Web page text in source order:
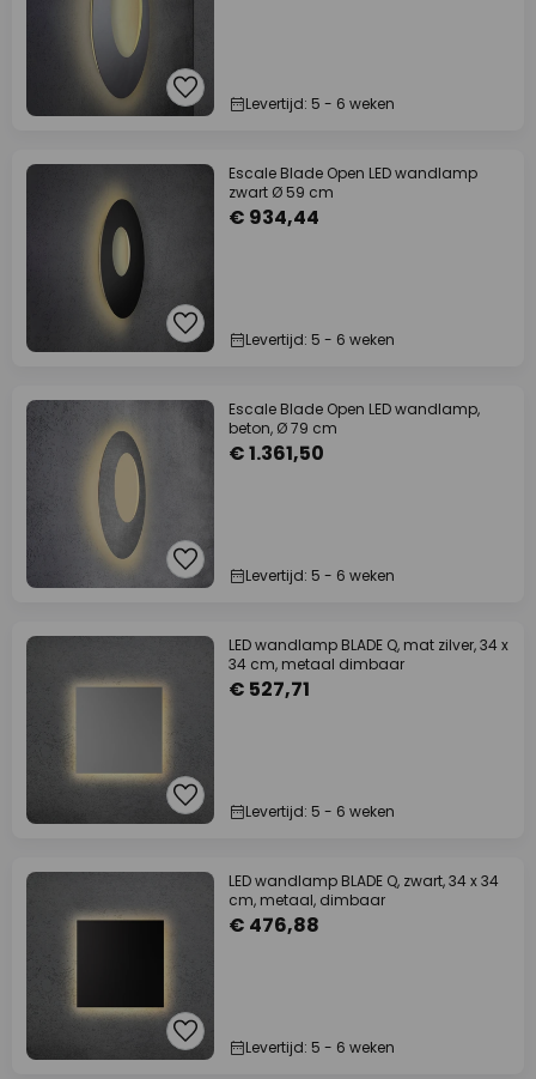
Levertijd: 5 - 6 weken
Escale Blade Open LED wandlamp
zwart Ø 59 cm
€ 934,44
Levertijd: 5 - 6 weken
Escale Blade Open LED wandlamp,
beton, Ø 79 cm
€ 1.361,50
Levertijd: 5 - 6 weken
LED wandlamp BLADE Q, mat zilver, 34 x
34 cm, metaal dimbaar
€ 527,71
Levertijd: 5 - 6 weken
LED wandlamp BLADE Q, zwart, 34 x 34
cm, metaal, dimbaar
€ 476,88
Levertijd: 5 - 6 weken